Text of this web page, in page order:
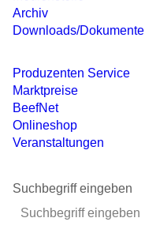
Archiv
Downloads/Dokumente
Produzenten Service
Marktpreise
BeefNet
Onlineshop
Veranstaltungen
Suchbegriff eingeben